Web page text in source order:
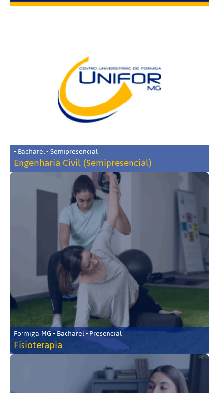
• Bacharel • Semipresencial
Engenharia Civil (Semipresencial)
Formiga-MG • Bacharel • Presencial
Fisioterapia